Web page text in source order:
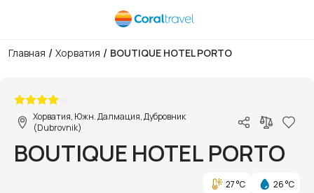
Главная / Хорватия / BOUTIQUE HOTEL PORTO
Хорватия, Южн. Далмация, Дубровник
(Dubrovnik)
BOUTIQUE HOTEL PORTO
27 °C
26 °C